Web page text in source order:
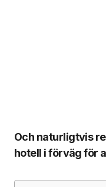
Och naturligtvis
hotell i förväg för